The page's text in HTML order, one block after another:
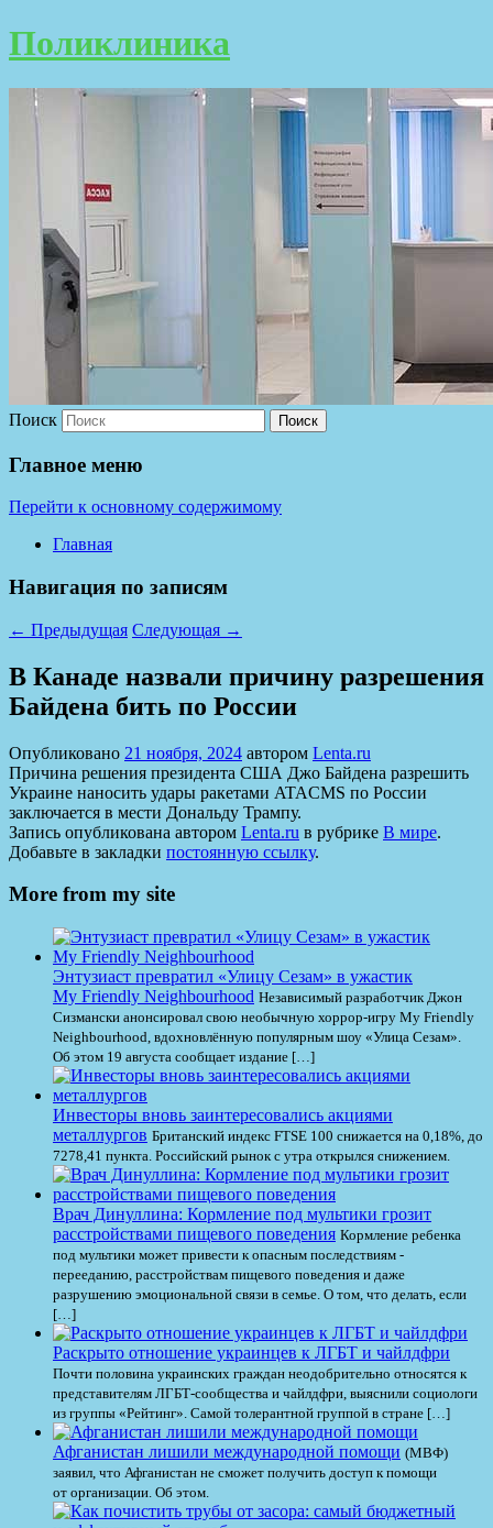
Поликлиника
Поиск
Главное меню
Перейти к основному содержимому
Главная
Навигация по записям
← Предыдущая Следующая →
В Канаде назвали причину разрешения
Байдена бить по России
Опубликовано 21 ноября, 2024 автором Lenta.ru
Причина решения президента США Джо Байдена разрешить
Украине наносить удары ракетами ATACMS по России
заключается в мести Дональду Трампу.
Запись опубликована автором Lenta.ru в рубрике В мире.
Добавьте в закладки постоянную ссылку.
More from my site
Энтузиаст превратил «Улицу Сезам» в ужастик
My Friendly Neighbourhood Независимый разработчик Джон
Сизмански анонсировал свою необычную хоррор-игру My Friendly
Neighbourhood, вдохновлённую популярным шоу «Улица Сезам».
Об этом 19 августа сообщает издание […]
Инвесторы вновь заинтересовались акциями
металлургов Британский индекс FTSE 100 снижается на 0,18%, до
7278,41 пункта. Российский рынок с утра открылся снижением.
Врач Динуллина: Кормление под мультики грозит
расстройствами пищевого поведения Кормление ребенка
под мультики может привести к опасным последствиям -
перееданию, расстройствам пищевого поведения и даже
разрушению эмоциональной связи в семье. О том, что делать, если
[…]
Раскрыто отношение украинцев к ЛГБТ и чайлдфри
Почти половина украинских граждан неодобрительно относятся к
представителям ЛГБТ-сообщества и чайлдфри, выяснили социологи
из группы «Рейтинг». Самой толерантной группой в стране […]
Афганистан лишили международной помощи (МВФ)
заявил, что Афганистан не сможет получить доступ к помощи
от организации. Об этом.